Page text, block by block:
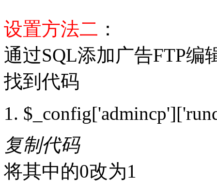
设置方法二 ：
通过SQL添加广告FTP编
找到代码
复制代码
将其中的0改为1